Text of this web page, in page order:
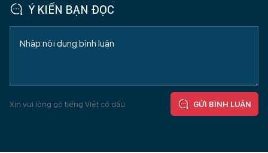
Ý KIẾN BẠN ĐỌC
Xin vui lòng gõ tiếng Việt có dấu GỬI BÌNH LUẬN